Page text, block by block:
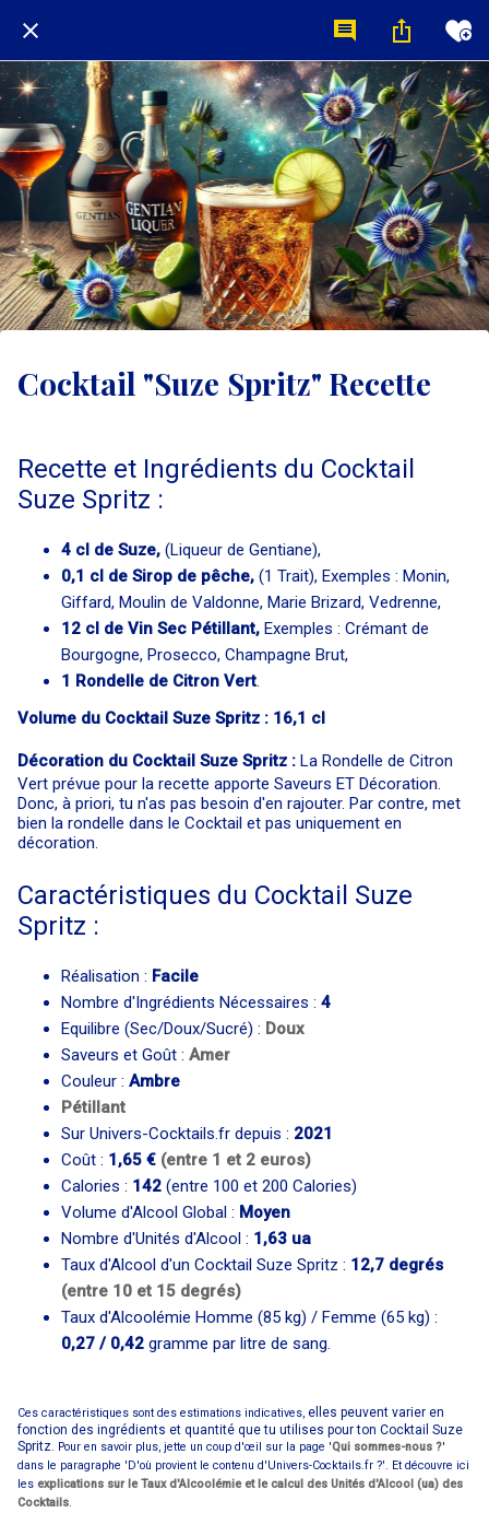
Cocktail "Suze Spritz" Recette
Recette et Ingrédients du Cocktail
Suze Spritz :
4 cl de Suze, (Liqueur de Gentiane),
0,1 cl de Sirop de pêche, (1 Trait), Exemples : Monin,
Giffard, Moulin de Valdonne, Marie Brizard, Vedrenne,
12 cl de Vin Sec Pétillant, Exemples : Crémant de
Bourgogne, Prosecco, Champagne Brut,
1 Rondelle de Citron Vert​.
Volume du Cocktail Suze Spritz : 16,1 cl
Décoration du Cocktail Suze Spritz : La Rondelle de Citron
Vert prévue pour la recette apporte Saveurs ET Décoration.
Donc, à priori, tu n'as pas besoin d'en rajouter. Par contre, met
bien la rondelle dans le Cocktail et pas uniquement en
décoration.
Caractéristiques du Cocktail Suze
Spritz :
Réalisation : Facile
Nombre d'Ingrédients Nécessaires : 4
Equilibre (Sec/Doux/Sucré) : Doux
Saveurs et Goût : Amer
Couleur : Ambre
Pétillant
Sur Univers-Cocktails.fr depuis : 2021
Coût : 1,65 € (entre 1 et 2 euros)
Calories : 142 (entre 100 et 200 Calories)
Volume d'Alcool Global : Moyen
Nombre d'Unités d'Alcool : 1,63 ua
Taux d'Alcool d'un Cocktail Suze Spritz : 12,7 degrés
(entre 10 et 15 degrés)
Taux d'Alcoolémie Homme (85 kg) / Femme (65 kg) :
0,27 / 0,42 gramme par litre de sang.
Ces caractéristiques sont des estimations indicatives, elles peuvent varier en
fonction des ingrédients et quantité que tu utilises pour ton Cocktail Suze
Spritz. Pour en savoir plus, jette un coup d'œil sur la page 'Qui sommes-nous ?'
dans le paragraphe 'D'où provient le contenu d'Univers-Cocktails.fr ?'. Et découvre ici
les explications sur le Taux d'Alcoolémie et le calcul des Unités d'Alcool (ua) des
Cocktails.